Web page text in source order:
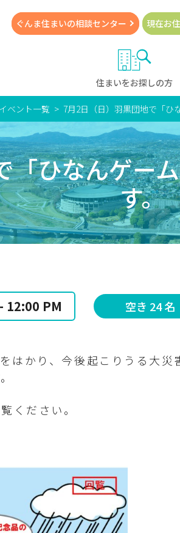
住まいをお探しの方
ぐんま住まいの相談センター 現在お
イベント一覧 7月2日（日）羽黒団地で「ひ
「ひなんゲー
す。
12:00 PM 空き 24 名
はかり、今後起こりうる大
ください。